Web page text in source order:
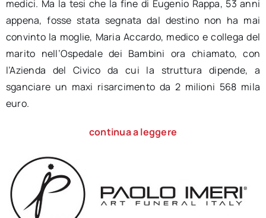
medici. Ma la tesi che la fine di Eugenio Rappa, 53 anni
appena, fosse stata segnata dal destino non ha mai
convinto la moglie, Maria Accardo, medico e collega del
marito nell’Ospedale dei Bambini ora chiamato, con
l’Azienda del Civico da cui la struttura dipende, a
sganciare un maxi risarcimento da 2 milioni 568 mila
euro.
continua a leggere